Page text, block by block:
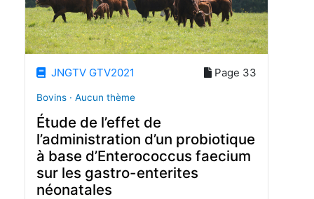
JNGTV GTV2021 Page 33
Bovins · Aucun thème
Étude de l’effet de
l’administration d’un probiotique
à base d’Enterococcus faecium
sur les gastro-enterites
néonatales